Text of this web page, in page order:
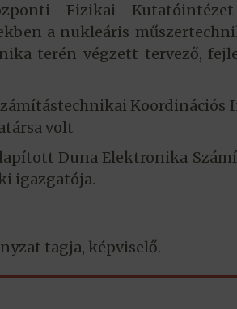
Fizikai
a nukleáris
terén végzett tervező,
Koordinációs
volt
Duna Elektronika
igazgatója.
tagja, képviselő.